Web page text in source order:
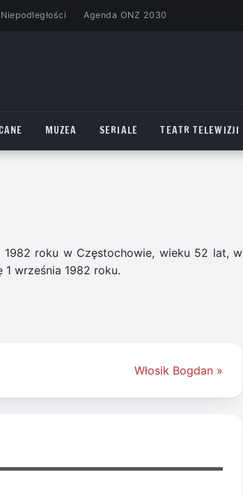
Agenda ONZ 2030
MUZEA SERIALE TEATR TELEWIZJI
1982 roku w Częstochowie, wieku 52 lat, w
września 1982 roku.
Włosik Bogdan »